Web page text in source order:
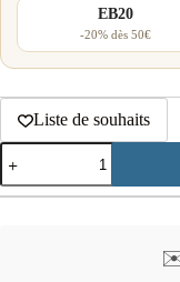
EB20
-20% dès 50€
Liste de souhaits
quantité
de
Pendentif